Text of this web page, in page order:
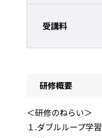
受講料
研修概要
＜研修のねらい＞
１.ダブルループ学